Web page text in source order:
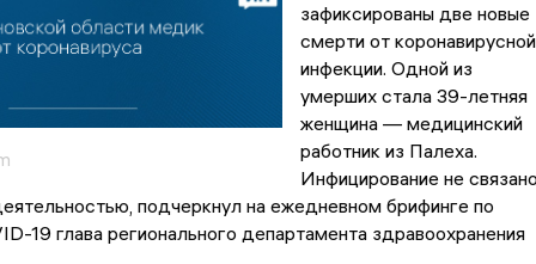
зафиксированы две новые
смерти от коронавирусной
инфекции. Одной из
умерших стала 39-летняя
женщина — медицинский
работник из Палеха.
Инфицирование не
подчеркнул на ежедневном брифинге по
19 глава регионального департамента здравоохранения